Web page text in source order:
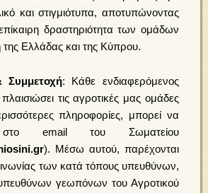
και στιγμιότυπα, αποτυπώνοντας
δραστηριότητα των ομάδων
Ελλάδας και της Κύπρου.
Συμμετοχή: Κάθε ενδιαφερόμενος
τις αγροτικές μας ομάδες
πληροφορίες, μπορεί να
στο email του Σωματείου
). Μέσω αυτού, παρέχονται
των κατά τόπους υπευθύνων,
γεωπόνων του Αγροτικού